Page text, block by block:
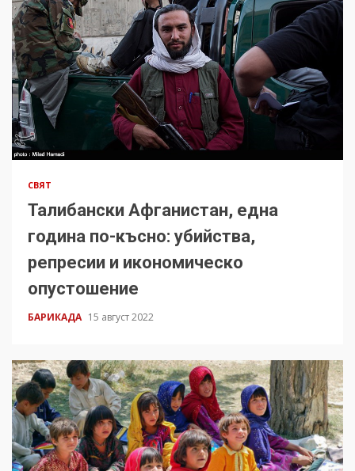
СВЯТ
Талибански Афганистан, една
година по-късно: убийства,
репресии и икономическо
опустошение
БАРИКАДА 15 август 2022